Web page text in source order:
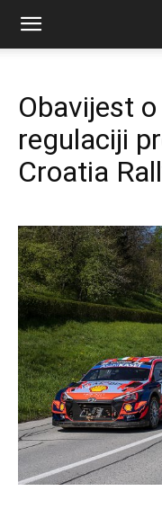
Obavijest
regulaciji
Croatia